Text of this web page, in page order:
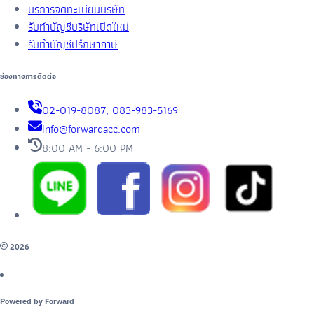
บริการจดทะเบียนบริษัท
รับทำบัญชีบริษัทเปิดใหม่
รับทำบัญชีปรึกษาภาษี
ช่องทางการติดต่อ
02-019-8087, 083-983-5169
info@forwardacc.com
8:00 AM - 6:00 PM
2026
Powered by Forward